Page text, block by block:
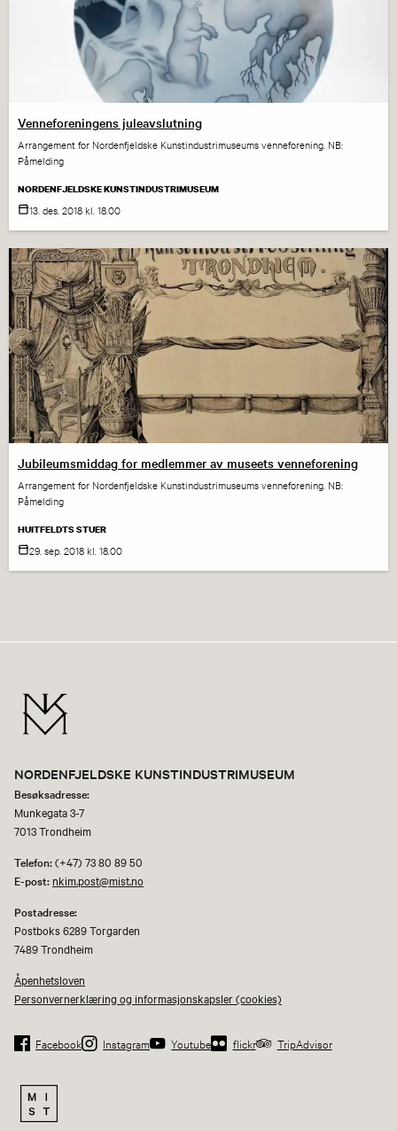
Venneforeningens juleavslutning
Arrangement for Nordenfjeldske Kunstindustrimuseums venneforening. NB:
Påmelding
NORDENFJELDSKE KUNSTINDUSTRIMUSEUM
13. des.2018 kl. 18.00
Jubileumsmiddag for medlemmer av museets venneforening
Arrangement for Nordenfjeldske Kunstindustrimuseums venneforening. NB:
Påmelding
HUITFELDTS STUER
29. sep. 2018 kl. 18.00
NORDENFJELDSKE KUNSTINDUSTRIMUSEUM
Besøksadresse:
Munkegata 3-7
7013 Trondheim
Telefon:(+47) 73 80 89 50
E-post: nkim.post@mist.no
Postadresse:
Postboks 6289 Torgarden
7489 Trondheim
Åpenhetsloven
Personvernerklæring og informasjonskapsler (cookies)
Facebook Instagram Youtube flickr TripAdvisor